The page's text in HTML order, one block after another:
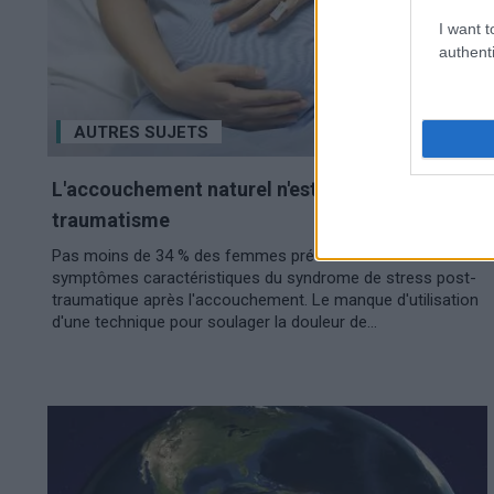
I want
AUTRES SUJETS
L'accouchement naturel n'est pas forcément un
traumatisme
Pas moins de 34 % des femmes présentent des
symptômes caractéristiques du syndrome de stress post-
traumatique après l'accouchement. Le manque d'utilisation
d'une technique pour soulager la douleur de...